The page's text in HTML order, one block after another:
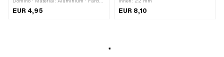
silber · Ø aussen: 7.8 mm · Ø
Kabeldurchführung: 4 mm · Ø Bund:
EUR 4,95 EUR 8,10